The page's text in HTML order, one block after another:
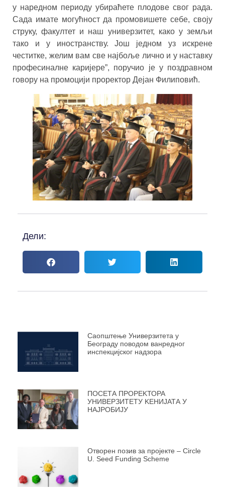
у наредном периоду убираћете плодове свог рада.
Сада имате могућност да промовишете себе, своју
струку, факултет и наш универзитет, како у земљи
тако и у иностранству. Још једном уз искрене
честитке, желим вам све најбоље лично и у наставку
професиналне каријере”, поручио је у поздравном
говору на промоцији проректор Дејан Филиповић.
Дели:
Саопштење Универзитета у
Београду поводом ванредног
инспекцијског надзора
ПОСЕТА ПРОРЕKТОРА
УНИВЕРЗИТЕТУ KЕНИЈАТА У
НАЈРОБИЈУ
Отворен позив за пројекте – Circle
U. Seed Funding Scheme